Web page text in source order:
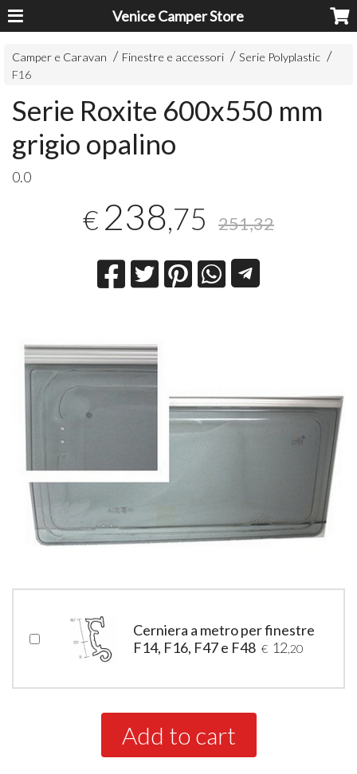
Venice Camper Store
Camper e Caravan Finestre e accessori
Serie Polyplastic
F16
Serie Roxite 600x550 mm
grigio opalino
0.0
€ 238,75 251,32
Cerniera a metro per finestre
F14, F16, F47 e F48 € 12 ,20
Add to cart